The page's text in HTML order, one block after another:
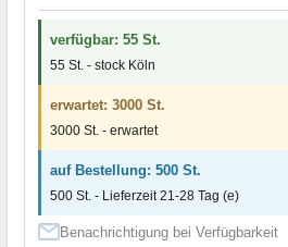
verfügbar: 55 St.
55 St. - stock Köln
erwartet: 3000 St.
3000 St. - erwartet
auf Bestellung: 500 St.
500 St. - Lieferzeit 21-28 Tag (e)
Benachrichtigung bei Verfügbarkeit